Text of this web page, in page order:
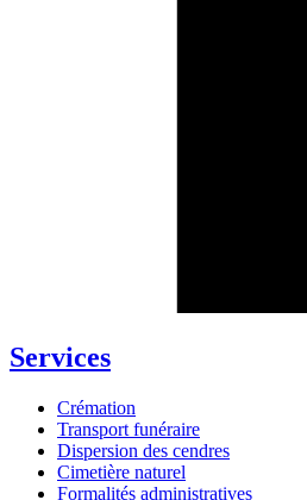
Services
Crémation
Transport funéraire
Dispersion des cendres
Cimetière naturel
Formalités administratives